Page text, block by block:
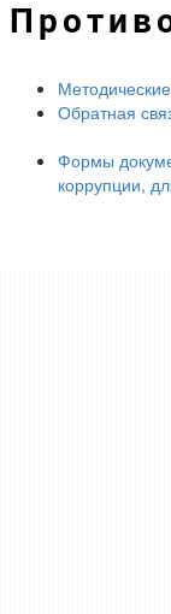
Обратная
Формы
коррупции,